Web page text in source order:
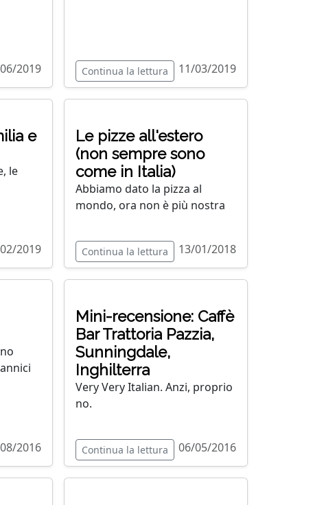
2019 Continua la lettura 11/03/2019
e
le
2019
Le pizze all'estero
(non sempre sono
come in Italia)
Abbiamo dato la pizza al
mondo, ora non è più nostra
Continua la lettura 13/01/2018
2016
Mini-recensione: Caffè
Bar Trattoria Pazzia,
Sunningdale,
Inghilterra
Very Very Italian. Anzi, proprio
no.
Continua la lettura 06/05/2016